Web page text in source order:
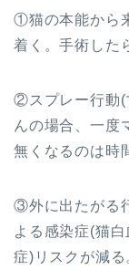
①猫の本能から
着く。手術した
②スプレー行動(
んの場合、一度
無くなるのは時
③外に出たがる
よる感染症(猫
症)リスクが減る